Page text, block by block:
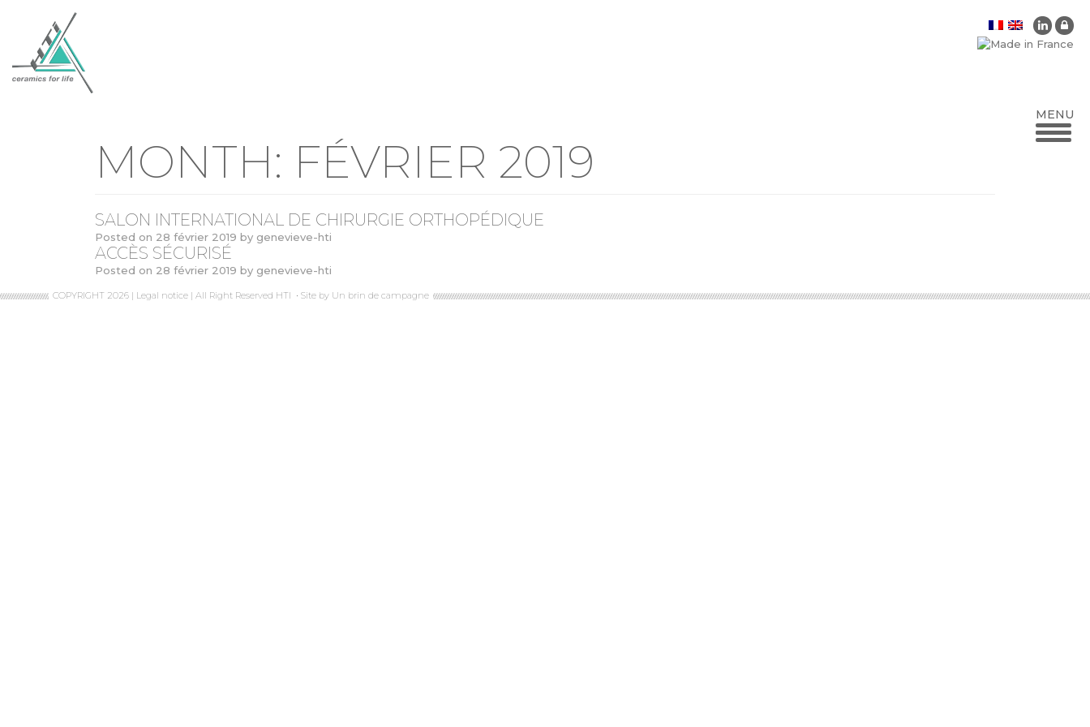
MONTH: FÉVRIER 2019
SALON INTERNATIONAL DE CHIRURGIE ORTHOPÉDIQUE
Posted on 28 février 2019 by genevieve-hti
ACCÈS SÉCURISÉ
Posted on 28 février 2019 by genevieve-hti
COPYRIGHT 2026 | Legal notice | All Right Reserved HTI • Site by Un brin de campagne